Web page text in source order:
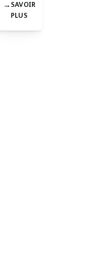
SAVOIR
PLUS